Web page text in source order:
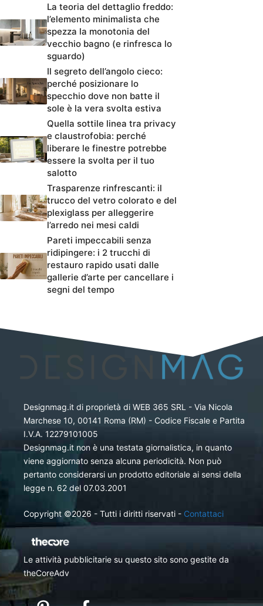
La teoria del dettaglio freddo:
l’elemento minimalista che
spezza la monotonia del
vecchio bagno (e rinfresca lo
sguardo)
Il segreto dell’angolo cieco:
perché posizionare lo
specchio dove non batte il
sole è la vera svolta estiva
Quella sottile linea tra privacy
e claustrofobia: perché
liberare le finestre potrebbe
essere la svolta per il tuo
salotto
Trasparenze rinfrescanti: il
trucco del vetro colorato e del
plexiglass per alleggerire
l’arredo nei mesi caldi
Pareti impeccabili senza
ridipingere: i 2 trucchi di
restauro rapido usati dalle
gallerie d’arte per cancellare i
segni del tempo
Designmag.it di proprietà di WEB 365 SRL - Via Nicola
Marchese 10, 00141 Roma (RM) - Codice Fiscale e Partita
I.V.A. 12279101005
Designmag.it non è una testata giornalistica, in quanto
viene aggiornato senza alcuna periodicità. Non può
pertanto considerarsi un prodotto editoriale ai sensi della
legge n. 62 del 07.03.2001
Copyright ©2026 - Tutti i diritti riservati - Contattaci
Le attività pubblicitarie su questo sito sono gestite da
theCoreAdv